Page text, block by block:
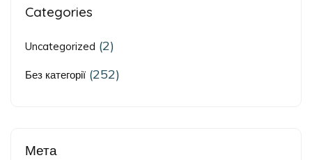
Categories
Uncategorized (2)
Без категорії (252)
Мета